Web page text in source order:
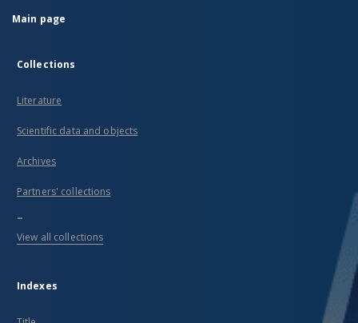
Main page
Collections
Literature
Scientific data and objects
Archives
Partners' collections
...
View all collections
Indexes